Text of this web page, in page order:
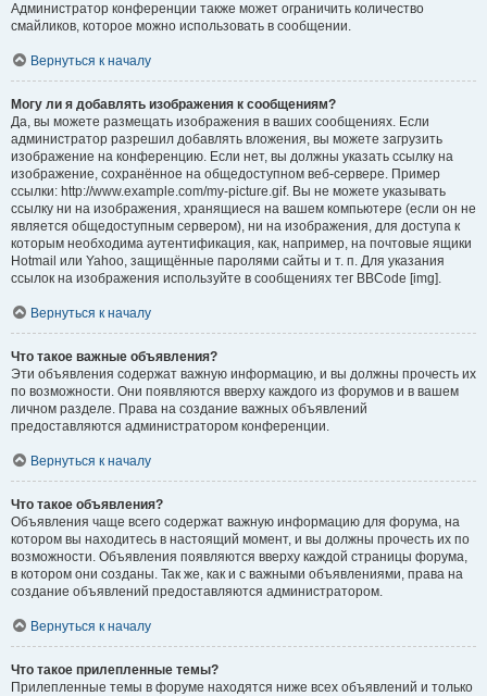
Администратор конференции также может ограничить количество
смайликов, которое можно использовать в сообщении.
Вернуться к началу
Могу ли я добавлять изображения к сообщениям?
Да, вы можете размещать изображения в ваших сообщениях. Если
администратор разрешил добавлять вложения, вы можете загрузить
изображение на конференцию. Если нет, вы должны указать ссылку на
изображение, сохранённое на общедоступном веб-сервере. Пример
ссылки: http://www.example.com/my-picture.gif. Вы не можете указывать
ссылку ни на изображения, хранящиеся на вашем компьютере (если он не
является общедоступным сервером), ни на изображения, для доступа к
которым необходима аутентификация, как, например, на почтовые ящики
Hotmail или Yahoo, защищённые паролями сайты и т. п. Для указания
ссылок на изображения используйте в сообщениях тег BBCode [img].
Вернуться к началу
Что такое важные объявления?
Эти объявления содержат важную информацию, и вы должны прочесть их
по возможности. Они появляются вверху каждого из форумов и в вашем
личном разделе. Права на создание важных объявлений
предоставляются администратором конференции.
Вернуться к началу
Что такое объявления?
Объявления чаще всего содержат важную информацию для форума, на
котором вы находитесь в настоящий момент, и вы должны прочесть их по
возможности. Объявления появляются вверху каждой страницы форума,
в котором они созданы. Так же, как и с важными объявлениями, права на
создание объявлений предоставляются администратором.
Вернуться к началу
Что такое прилепленные темы?
Прилепленные темы в форуме находятся ниже всех объявлений и только